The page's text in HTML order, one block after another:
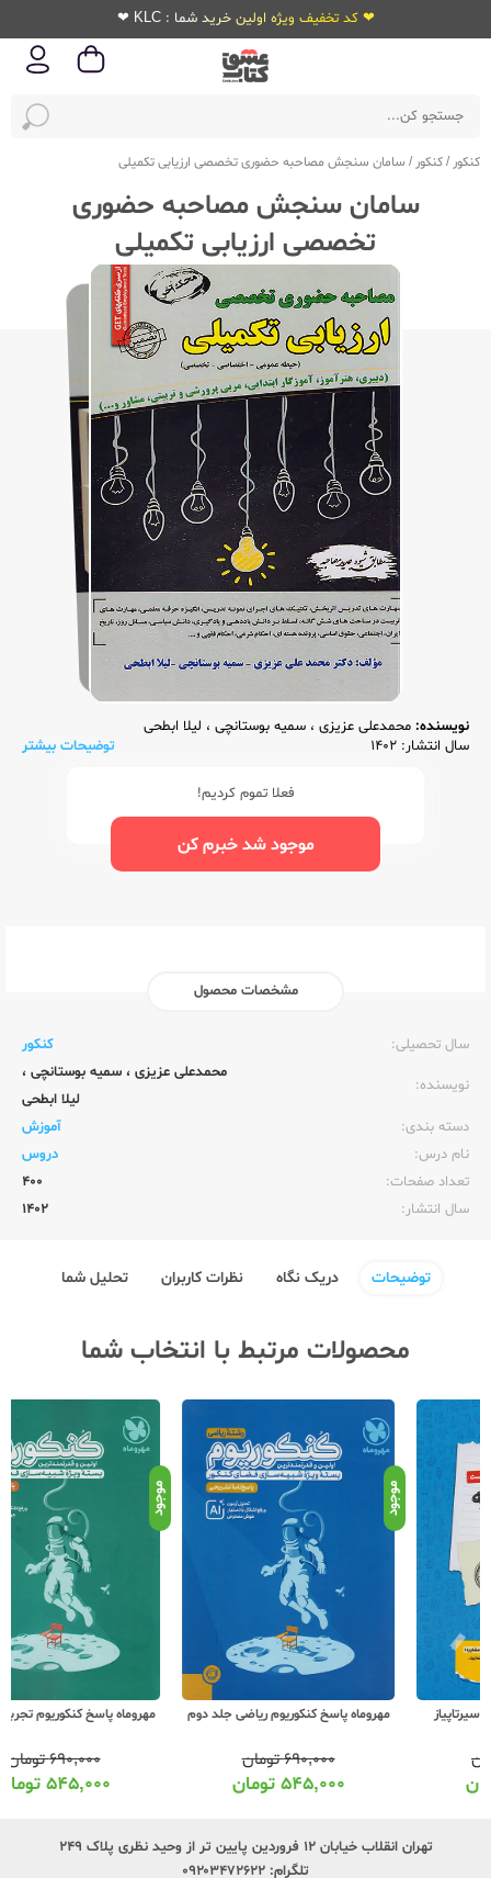
❤ کد تخفیف ویژه اولین خرید شما : KLC ❤
کنکور /کنکور / سامان سنجش مصاحبه حضوری تخصصی ارزیابی تکمیلی
سامان سنجش مصاحبه حضوری
تخصصی ارزیابی تکمیلی
نویسنده: محمدعلی عزیزی ، سمیه بوستانچی ، لیلا ابطحی
سال انتشار: 1402
توضیحات بیشتر
فعلا تموم کردیم!
موجود شد خبرم کن
مشخصات محصول
سال تحصیلی:‌
کنکور
نویسنده:‌
محمدعلی عزیزی ، سمیه بوستانچی ،
لیلا ابطحی
دسته بندی:
آموزش
نام درس:
دروس
تعداد صفحات:‌
400
سال انتشار:‌
1402
توضیحات دریک نگاه نظرات کاربران تحلیل شما
محصولات مرتبط با انتخاب شما
موجود
مهروماه پاسخ کنکوریوم ریاضی جلد دوم
تومان
تومان
موجود
مهروماه پاسخ کنکوریوم تجربی جلد دوم
تومان
تومان
تهران انقلاب خیابان ۱۲ فروردین پایین تر از وحید نظری پلاک ۲۴۹
تلگرام: ۰۹۲۰۳۴۷۲۶۲۲